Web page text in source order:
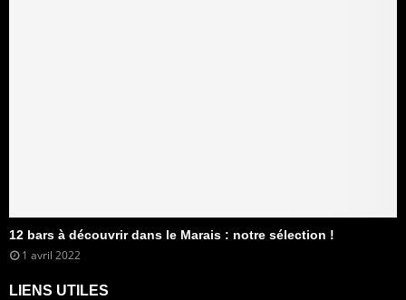
12 bars à découvrir dans le Marais : notre sélection !
1 avril 2022
LIENS UTILES